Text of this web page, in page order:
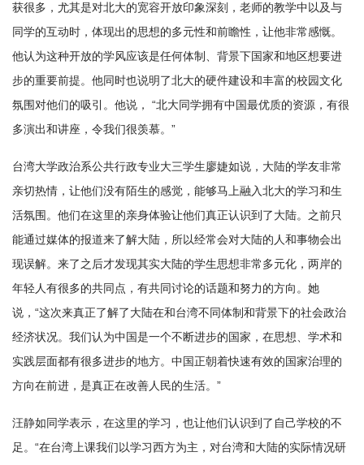
获很多，尤其是对北大的宽容开放印象深刻，老师的教学中以及与
同学的互动时，体现出的思想的多元性和前瞻性，让他非常感慨。
他认为这种开放的学风应该是任何体制、背景下国家和地区想要进
步的重要前提。他同时也说明了北大的硬件建设和丰富的校园文化
氛围对他们的吸引。他说， “北大同学拥有中国最优质的资源，有很
多演出和讲座，令我们很羡慕。”
台湾大学政治系公共行政专业大三学生廖婕如说，大陆的学友非常
亲切热情，让他们没有陌生的感觉，能够马上融入北大的学习和生
活氛围。他们在这里的亲身体验让他们真正认识到了大陆。之前只
能通过媒体的报道来了解大陆，所以经常会对大陆的人和事物会出
现误解。来了之后才发现其实大陆的学生思想非常多元化，两岸的
年轻人有很多的共同点，有共同讨论的话题和努力的方向。她
说，“这次来真正了解了大陆在和台湾不同体制和背景下的社会政治
经济状况。我们认为中国是一个不断进步的国家，在思想、学术和
实践层面都有很多进步的地方。中国正朝着快速有效的国家治理的
方向在前进，是真正在改善人民的生活。”
汪静如同学表示，在这里的学习，也让他们认识到了自己学校的不
足。“在台湾上课我们以学习西方为主，对台湾和大陆的实际情况研